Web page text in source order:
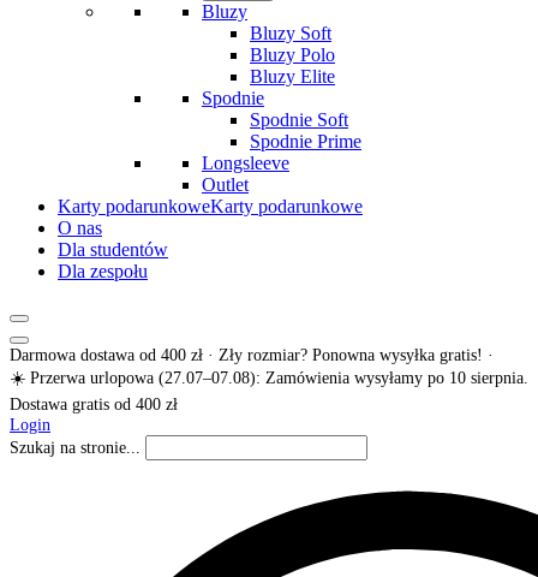
Bluzy
Bluzy Soft
Bluzy Polo
Bluzy Elite
Spodnie
Spodnie Soft
Spodnie Prime
Longsleeve
Outlet
Karty podarunkoweKarty podarunkowe
O nas
Dla studentów
Dla zespołu
Darmowa dostawa od 400 zł · Zły rozmiar? Ponowna wysyłka gratis! ·
☀️ Przerwa urlopowa (27.07–07.08): Zamówienia wysyłamy po 10 sierpnia.
Dostawa gratis od 400 zł
Login
Szukaj na stronie...